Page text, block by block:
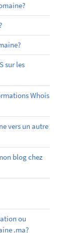
sur les
Whois
vers un autre
blog chez
ou
.ma?